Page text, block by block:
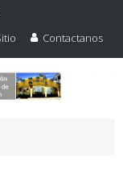
Contactanos